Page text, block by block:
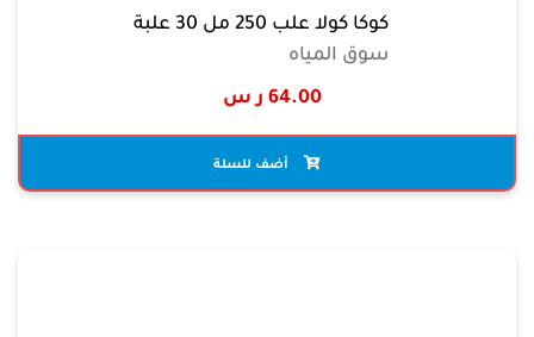
كوكا كولا علب 250 مل 30 علبة
سوق المياه
64.00 ر س
أضف للسلة